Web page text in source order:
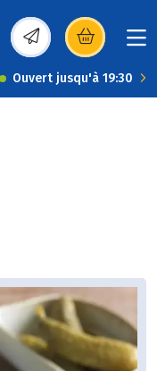
(s’ouvre dans une
Ouvert jusqu'à 19:30